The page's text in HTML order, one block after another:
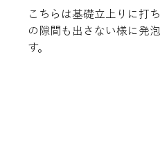
こちらは基礎立上りに打
の隙間も出さない様に発
す。